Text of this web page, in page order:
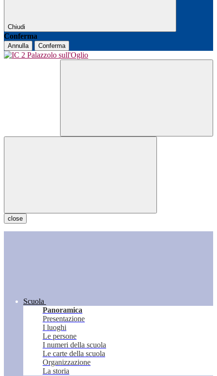
Chiudi
Conferma
Annulla Conferma
close
Scuola
Panoramica
Presentazione
I luoghi
Le persone
I numeri della scuola
Le carte della scuola
Organizzazione
La storia